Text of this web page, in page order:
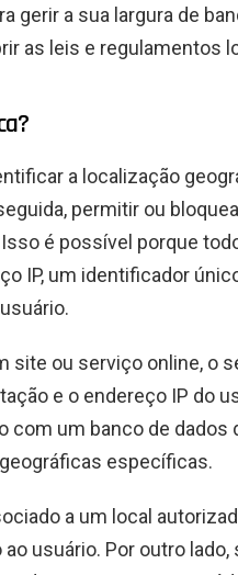
gerir a sua largura de
as leis e regulamentos
a localização
permitir ou
é possível porque
IP, um identificador
site ou serviço online, o
e o endereço IP do
com um banco de dados
específicas.
a um local
usuário. Por outro lado,